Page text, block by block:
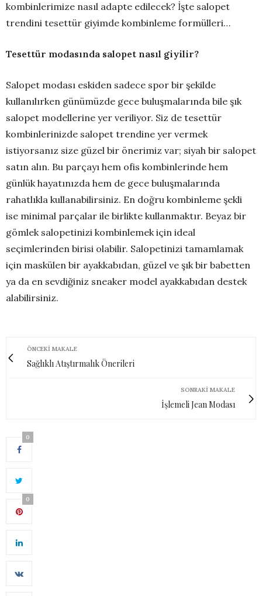
kombinlerimize nasıl adapte edilecek? İşte salopet
trendini tesettür giyimde kombinleme formülleri…
Tesettür modasında salopet nasıl giyilir?
Salopet modası eskiden sadece spor bir şekilde
kullanılırken günümüzde gece buluşmalarında bile şık
salopet modellerine yer veriliyor. Siz de tesettür
kombinlerinizde salopet trendine yer vermek
istiyorsanız size güzel bir önerimiz var; siyah bir salopet
satın alın. Bu parçayı hem ofis kombinlerinde hem
günlük hayatınızda hem de gece buluşmalarında
rahatlıkla kullanabilirsiniz. En doğru kombinleme şekli
ise minimal parçalar ile birlikte kullanmaktır. Beyaz bir
gömlek salopetinizi kombinlemek için ideal
seçimlerinden birisi olabilir. Salopetinizi tamamlamak
için maskülen bir ayakkabıdan, güzel ve şık bir babetten
ya da en sevdiğiniz sneaker model ayakkabıdan destek
alabilirsiniz.
ÖNCEKI MAKALE
Sağlıklı Atıştırmalık Önerileri
SONRAKI MAKALE
İşlemeli Jean Modası
0
0